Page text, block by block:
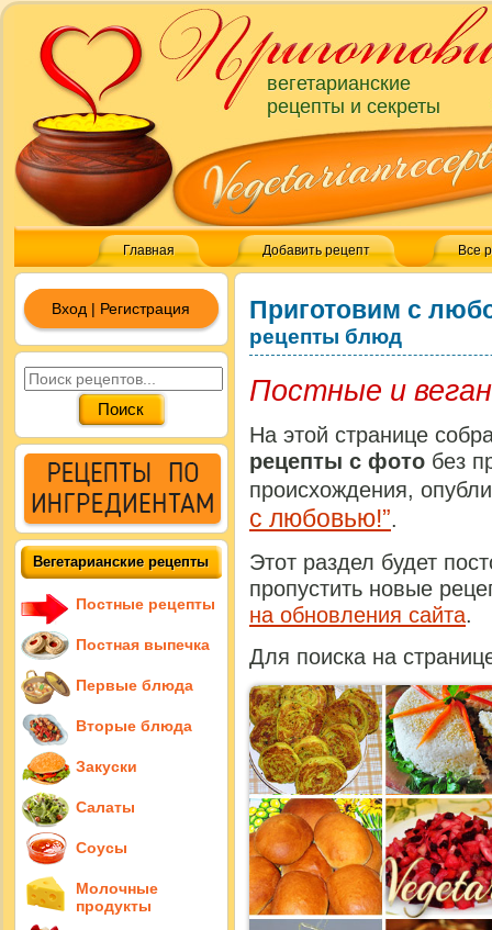
вегетарианские
рецепты и секреты
Главная Добавить рецепт Все
Приготовим с
рецепты блюд
Постные и
На этой странице
рецепты с фото без
происхождения,
с любовью!”.
Этот раздел будет
пропустить новые
на обновления сайта.
Для поиска на
Вход | Регистрация
Вегетарианские рецепты
Постные рецепты
Постная выпечка
Первые блюда
Вторые блюда
Закуски
Салаты
Соусы
Молочные
продукты